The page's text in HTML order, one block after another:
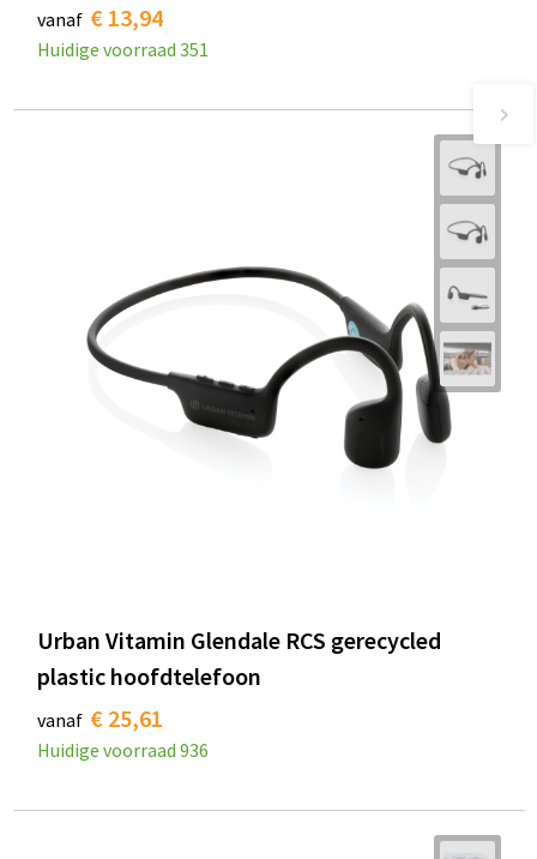
vanaf € 13,94
Huidige voorraad 351
Urban Vitamin Glendale RCS gerecycled
plastic hoofdtelefoon
vanaf € 25,61
Huidige voorraad 936